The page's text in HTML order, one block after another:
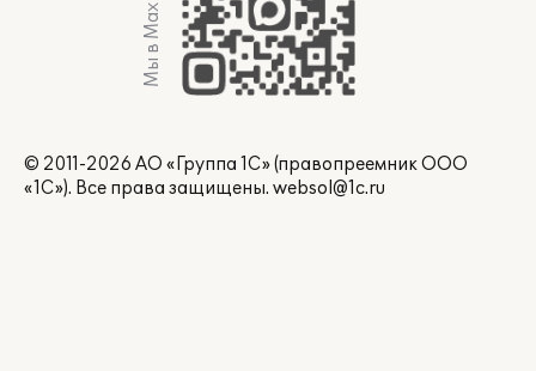
Мы в Max
© 2011-2026 АО «Группа 1С» (правопреемник ООО
«1С»). Все права защищены. websol@1c.ru